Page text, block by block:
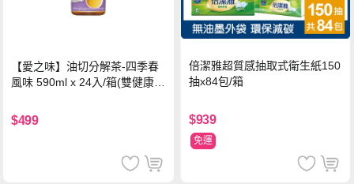
【愛之味】油切分解茶-四季春
風味 590ml x 24入/箱(雙健康認
$499
倍潔雅超質感抽取式衛生紙150
抽x84包/箱
$939
免運